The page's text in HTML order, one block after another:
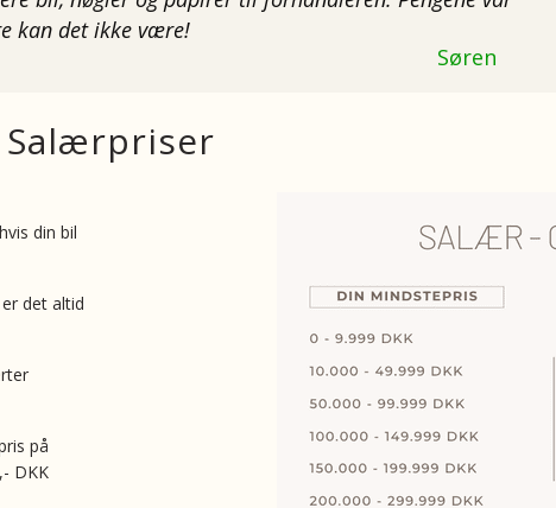
Salærpriser
hvis din bil
det altid
på
DKK
kan det ikke være!
Søren